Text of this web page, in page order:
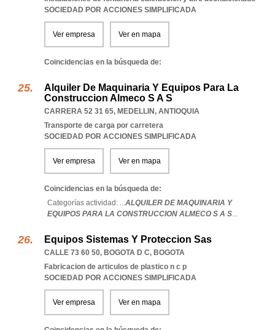
SOCIEDAD POR ACCIONES SIMPLIFICADA
Ver empresa Ver en mapa
Coincidencias en la búsqueda de:
Alquiler De Maquinaria Y Equipos Para La
Construccion Almeco S A S
CARRERA 52 31 65, MEDELLIN, ANTIOQUIA
Transporte de carga por carretera
SOCIEDAD POR ACCIONES SIMPLIFICADA
Ver empresa Ver en mapa
Coincidencias en la búsqueda de:
Categorías actividad: ...ALQUILER DE MAQUINARIA Y
EQUIPOS PARA LA CONSTRUCCION ALMECO S A S...
Equipos Sistemas Y Proteccion Sas
CALLE 73 60 50, BOGOTA D C, BOGOTA
Fabricacion de articulos de plastico n c p
SOCIEDAD POR ACCIONES SIMPLIFICADA
Ver empresa Ver en mapa